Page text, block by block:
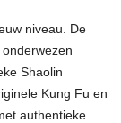
niveau. De
Shaolin
Kung Fu en
authentieke